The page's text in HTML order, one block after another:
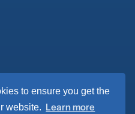
to ensure you get the
website. Learn more
por semana